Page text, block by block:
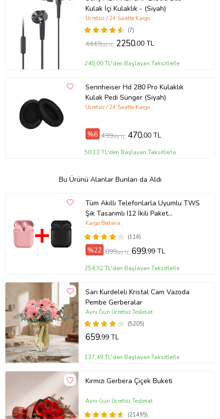
Kulak İçi Kulaklık - (Siyah)
(7)
Ücretsiz / 24 Saatte Kargo
4449,00 TL 2250,00 TL
240,00 TL'den Başlayan Taksitlerle
Sennheiser Hd 280 Pro Kulaklık
Kulak Pedi Sünger (Siyah)
Ücretsiz / 24 Saatte Kargo
%6 499,99 TL 470,00 TL
50,13 TL'den Başlayan Taksitlerle
Bu Ürünü Alanlar Bunları da Aldı
Tüm Akıllı Telefonlarla Uyumlu TWS
Şık Tasarımlı I12 İkili Paket
Bluetooth Kulaklık (Siyah-Pembe)
(116)
Kargo Bedava
%22 899,99 TL 699,99 TL
254,32 TL'den Başlayan Taksitlerle
Sarı Kurdeleli Kristal Cam Vazoda
Pembe Gerberalar
(5205)
Aynı Gün Ücretsiz Teslimat
659,99 TL
137,49 TL'den Başlayan Taksitlerle
Kırmızı Gerbera Çiçek Buketi
(21495)
Aynı Gün Ücretsiz Teslimat